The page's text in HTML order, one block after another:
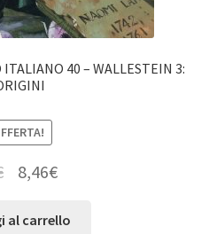
ITALIANO 40 – WALLESTEIN 3:
8,46€
al carrello